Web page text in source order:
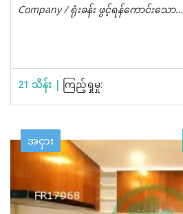
Company / ရုံးခန်း ဖွင့်ရန်ကောင်းသော…
21 သိန်း | ကြည့်ရှုမှု:
အငှား